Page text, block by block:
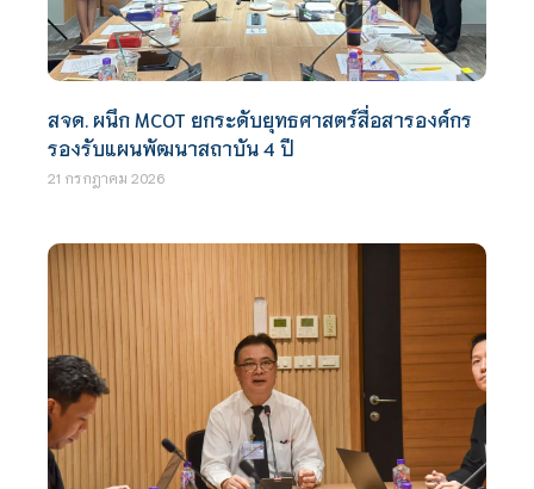
สจด. ผนึก MCOT ยกระดับยุทธศาสตร์สื่อสารองค์กร
รองรับแผนพัฒนาสถาบัน 4 ปี
21 กรกฎาคม 2026